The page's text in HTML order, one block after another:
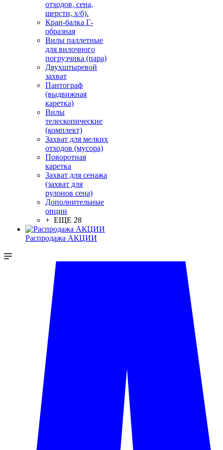
отходов, сена,
шерсти, х/б).
Кран-балка Г-
образная
Вилы паллетные
для вилочного
погрузчика (пара)
Двухштыревой
захват
Пантограф
(выдвижная
каретка)
Вилы
телескопические
(комплект)
Захват для мелких
отходов (мусора)
Поворотная
каретка
Захват для сенажа
(захват для
рулонов сена)
Дополнительные
опции
+ ЕЩЕ 28
Распродажа АКЦИИ